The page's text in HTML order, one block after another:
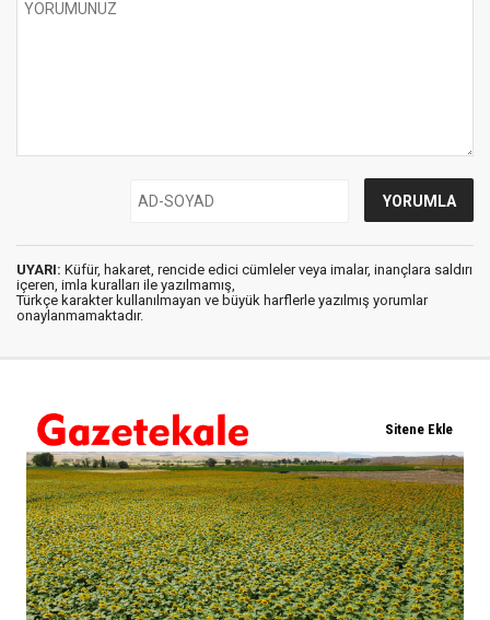
UYARI: Küfür, hakaret, rencide edici cümleler veya imalar, inançlara saldırı
içeren, imla kuralları ile yazılmamış,
Türkçe karakter kullanılmayan ve büyük harflerle yazılmış yorumlar
onaylanmamaktadır.